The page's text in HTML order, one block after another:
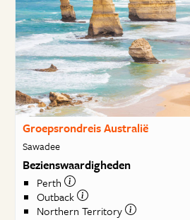
Groepsrondreis Australië
Sawadee
Bezienswaardigheden
Perth
Outback
Northern Territory